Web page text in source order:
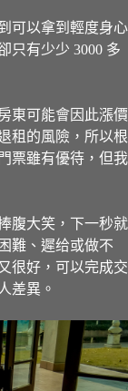
可以拿到輕度身心
只有少少 3000 多
東可能會因此漲價
租的風險，所以根
票雖有優待，但我
腹大笑，下一秒就
難、遲给或做不
很好，可以完成交
差異。